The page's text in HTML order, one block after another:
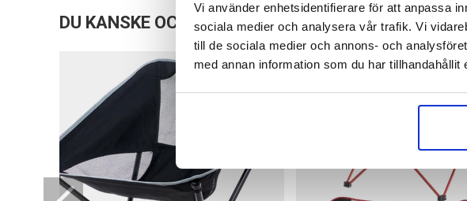
Vi använder enhetsidentifierare för att anpassa
sociala medier och analysera vår trafik. Vi
till de sociala medier och annons- och
med annan information som du har
DU KANSKE OCKSÅ ÄR INTRESSERAD AV